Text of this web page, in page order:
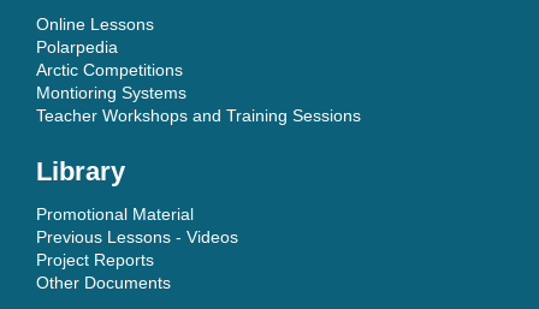
Online Lessons
Polarpedia
Arctic Competitions
Montioring Systems
Teacher Workshops and Training Sessions
Library
Promotional Material
Previous Lessons - Videos
Project Reports
Other Documents